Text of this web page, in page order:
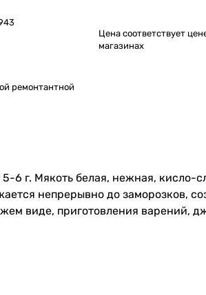
ремонтантной
Цена соответствует
магазинах
6 г. Мякоть белая, нежная, кисло-
непрерывно до заморозков,
виде, приготовления варений,